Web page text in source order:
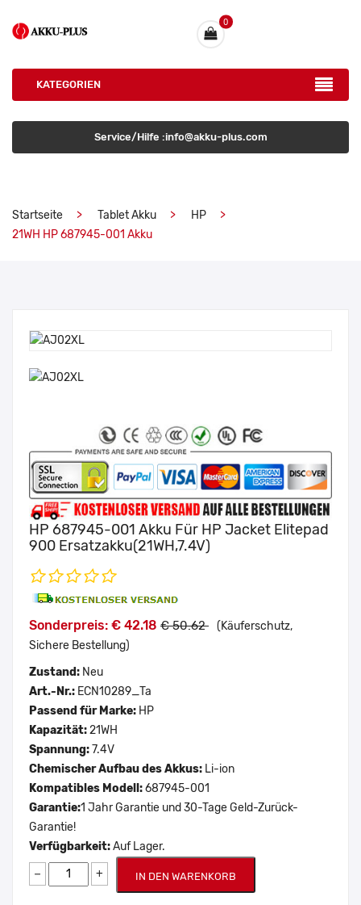
0
KATEGORIEN
Service/Hilfe :info@akku-plus.com
Startseite Tablet Akku
HP
21WH HP 687945-001 Akku
HP 687945-001 Akku Für HP Jacket Elitepad
900 Ersatzakku(21WH,7.4V)
Sonderpreis: € 42.18 € 50.62 (Käuferschutz,
Sichere Bestellung)
Zustand: Neu
Art.-Nr.: ECN10289_Ta
Passend für Marke: HP
Kapazität:21WH
Spannung:7.4V
Chemischer Aufbau des Akkus: Li-ion
Kompatibles Modell:687945-001
Garantie:1 Jahr Garantie und 30-Tage Geld-Zurück-
Garantie!
Verfügbarkeit:Auf Lager.
− + IN DEN WARENKORB